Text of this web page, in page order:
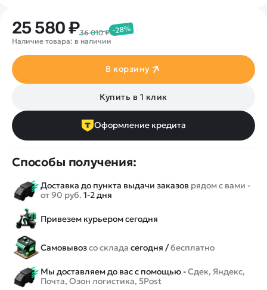
25 580 ₽36 010 ₽ -28%
Наличие товара: в наличии
В корзину
Купить в 1 клик
Оформление кредита
Способы получения:
Доставка до пункта выдачи заказов рядом с вами -
от 90 руб. 1-2 дня
Привезем курьером сегодня
Самовывозсо склада сегодня /бесплатно
Мы доставляем до вас с помощью -Сдек, Яндекс,
Почта, Озон логистика, 5Post